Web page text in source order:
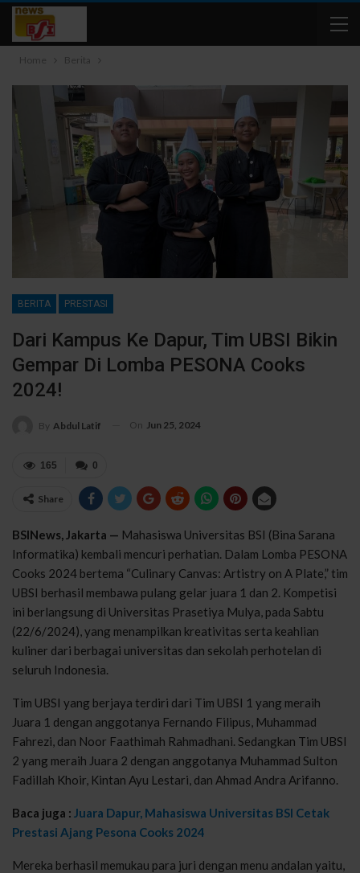
Home Berita
BERITA PRESTASI
Dari Kampus Ke Dapur, Tim UBSI Bikin
Gempar Di Lomba PESONA Cooks
2024!
By Abdul Latif On Jun 25, 2024
0
165
Share
BSINews, Jakarta — Mahasiswa Universitas BSI (Bina Sarana
Informatika) kembali mencuri perhatian. Dalam Lomba PESONA
Cooks 2024 bertema “Culinary Canvas: Artistry on A Plate,” tim
UBSI berhasil membawa pulang gelar juara 1 dan 2. Kompetisi
ini berlangsung di Universitas Prasetiya Mulya, pada Sabtu
(22/6/2024), yang menampilkan kreativitas serta keahlian
kuliner dari berbagai universitas dan sekolah perhotelan di
seluruh Indonesia.
Tim UBSI yang berjaya terdiri dari Tim UBSI 1 yang meraih
Juara 1 dengan anggotanya Fernando Filipus, Muhammad
Fahrezi, dan Noor Faathimah Rahmadhani. Sedangkan Tim UBSI
2 yang meraih Juara 2 dengan anggotanya Muhammad Sulton
Fadillah Khoir, Kintan Ayu Lestari, dan Ahmad Andra Arifanno.
Baca juga : Juara Dapur, Mahasiswa Universitas BSI Cetak
Prestasi Ajang Pesona Cooks 2024
Mereka berhasil memukau para juri dengan menu andalan yaitu,